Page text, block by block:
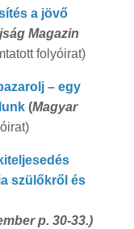
a jövő
Magazin
folyóirat)
– egy
(Magyar
szülőkről és
p. 30-33.)